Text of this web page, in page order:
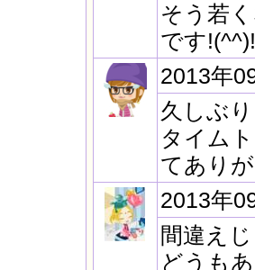
そう若
です!(^^)!
2013年
久しぶ
タイム
てあり
2013年
間違え
どうも